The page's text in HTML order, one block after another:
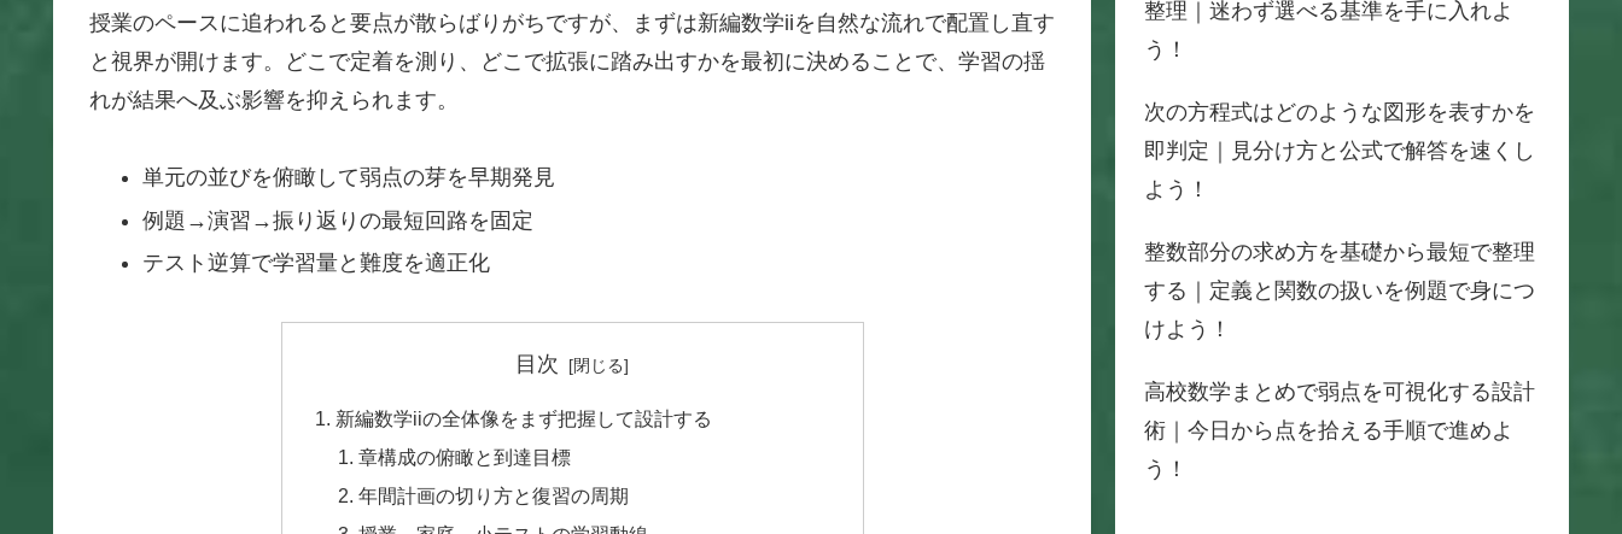
授業のペースに追われると要点が散らばりがちですが、まずは新編数学iiを自然な流れで配置し直す
と視界が開けます。どこで定着を測り、どこで拡張に踏み出すかを最初に決めることで、学習の揺
れが結果へ及ぶ影響を抑えられます。
単元の並びを俯瞰して弱点の芽を早期発見
例題→演習→振り返りの最短回路を固定
テスト逆算で学習量と難度を適正化
目次
新編数学iiの全体像をまず把握して設計する
章構成の俯瞰と到達目標
年間計画の切り方と復習の周期
整理｜迷わず選べる基準を手に入れよ
う！
次の方程式はどのような図形を表すかを
即判定｜見分け方と公式で解答を速くし
よう！
整数部分の求め方を基礎から最短で整理
する｜定義と関数の扱いを例題で身につ
けよう！
高校数学まとめで弱点を可視化する設計
術｜今日から点を拾える手順で進めよ
う！